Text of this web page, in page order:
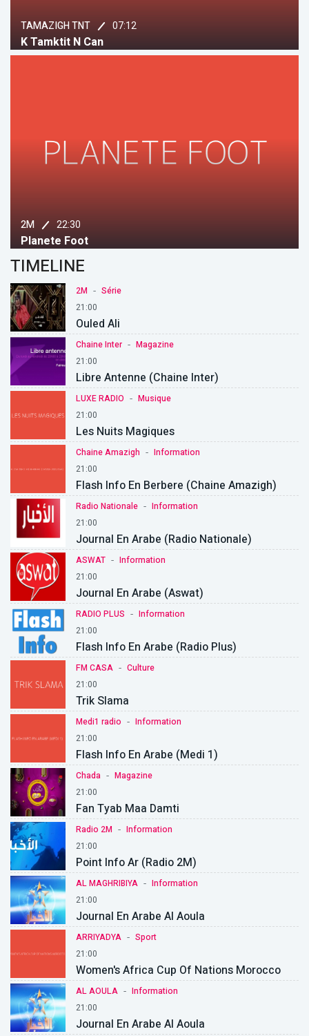
TAMAZIGH TNT 07:12
K Tamktit N Can
2M 22:30
Planete Foot
TIMELINE
2M - Série
21:00
Ouled Ali
Chaine Inter - Magazine
21:00
Libre Antenne (Chaine Inter)
LUXE RADIO - Musique
21:00
Les Nuits Magiques
Chaine Amazigh - Information
21:00
Flash Info En Berbere (Chaine Amazigh)
Radio Nationale - Information
21:00
Journal En Arabe (Radio Nationale)
ASWAT - Information
21:00
Journal En Arabe (Aswat)
RADIO PLUS - Information
21:00
Flash Info En Arabe (Radio Plus)
FM CASA - Culture
21:00
Trik Slama
Medi1 radio - Information
21:00
Flash Info En Arabe (Medi 1)
Chada - Magazine
21:00
Fan Tyab Maa Damti
Radio 2M - Information
21:00
Point Info Ar (Radio 2M)
AL MAGHRIBIYA - Information
21:00
Journal En Arabe Al Aoula
ARRIYADYA - Sport
21:00
Women's Africa Cup Of Nations Morocco
AL AOULA - Information
21:00
Journal En Arabe Al Aoula